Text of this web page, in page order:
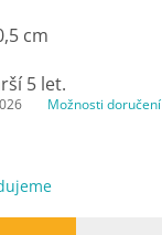
Možnosti doručení
cm
5 let.